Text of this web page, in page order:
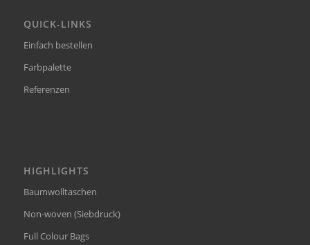
QUICK-LINKS
Einfach bestellen
Farbpalette
Referenzen
HIGHLIGHTS
Baumwolltaschen
Non-woven (Siebdruck)
Full Colour Bags